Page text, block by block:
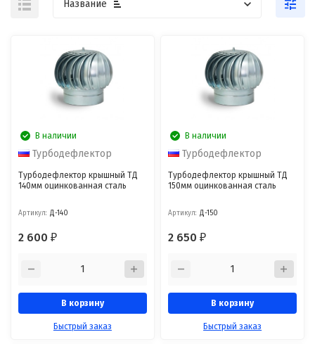
Название
В наличии
Турбодефлектор
Турбодефлектор крышный ТД
140мм оцинкованная сталь
Артикул: Д-140
2 600₽
В корзину
Быстрый заказ
В наличии
Турбодефлектор
Турбодефлектор крышный ТД
150мм оцинкованная сталь
Артикул: Д-150
2 650₽
В корзину
Быстрый заказ